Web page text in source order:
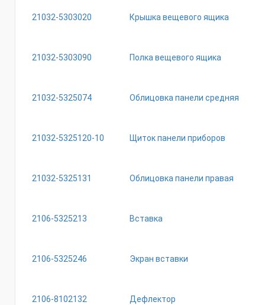
21032-5303020 Крышка вещевого ящика
21032-5303090 Полка вещевого ящика
21032-5325074 Облицовка панели средняя
21032-5325120-10 Щиток панели приборов
21032-5325131 Облицовка панели правая
2106-5325213 Вставка
2106-5325246 Экран вставки
2106-8102132 Дефлектор